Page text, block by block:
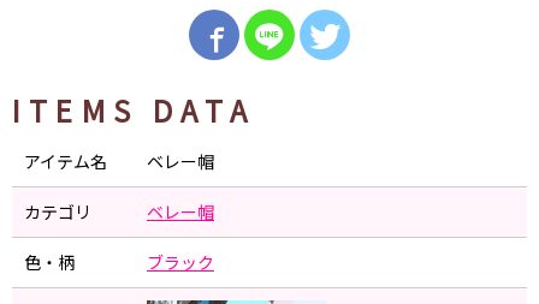
ITEMS DATA
アイテム名 ベレー帽
カテゴリ ベレー帽
色・柄 ブラック